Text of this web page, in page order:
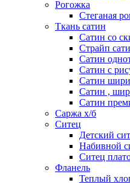
Рогожка
Стеганая
Ткань сатин
Сатин со
Страйп
Сатин
Сатин с
Сатин
Сатин ,
Сатин
Саржа х/б
Ситец
Детский
Набивной
Ситец
Фланель
Теплый